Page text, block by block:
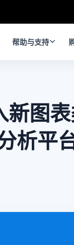
帮助与支持
图表
析平